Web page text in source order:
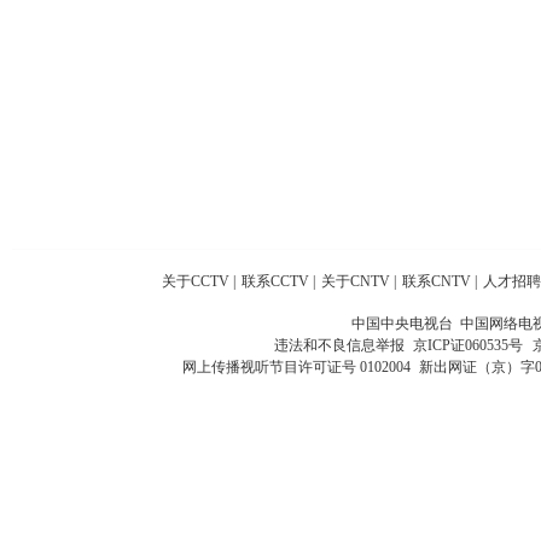
关于CCTV 联系CCTV 关于CNTV 联系CNTV 人才招聘
中国中央电视台 中国网络电
违法和不良信息举报 京ICP证060535号
网上传播视听节目许可证号 0102004 新出网证（京）